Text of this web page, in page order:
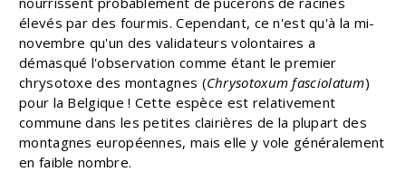
élevés par des fourmis. Cependant, ce n'est qu'à la mi-
novembre qu'un des validateurs volontaires a
démasqué l'observation comme étant le premier
chrysotoxe des montagnes (Chrysotoxum fasciolatum)
pour la Belgique ! Cette espèce est relativement
commune dans les petites clairières de la plupart des
montagnes européennes, mais elle y vole généralement
en faible nombre.